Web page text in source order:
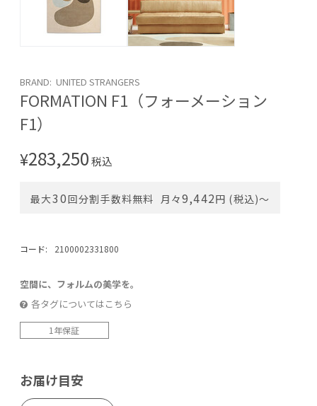
BRAND: UNITED STRANGERS
FORMATION F1（フォーメーション
F1）
¥283,250税込
最大30回分割手数料無料 月々9,442円 (税込)〜
コード: 2100002331800
空間に、フォルムの美学を。
各タグについてはこちら
1年保証
お届け目安